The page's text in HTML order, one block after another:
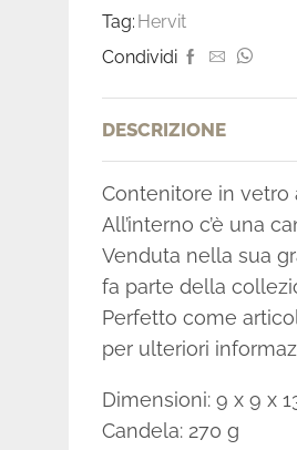
Tag: Hervit
Condividi
DESCRIZIONE
Contenitore in vetro
All’interno c’è una
Venduta nella sua
fa parte della
Perfetto come
per ulteriori
Dimensioni: 9 x 9 x
Candela: 270 g